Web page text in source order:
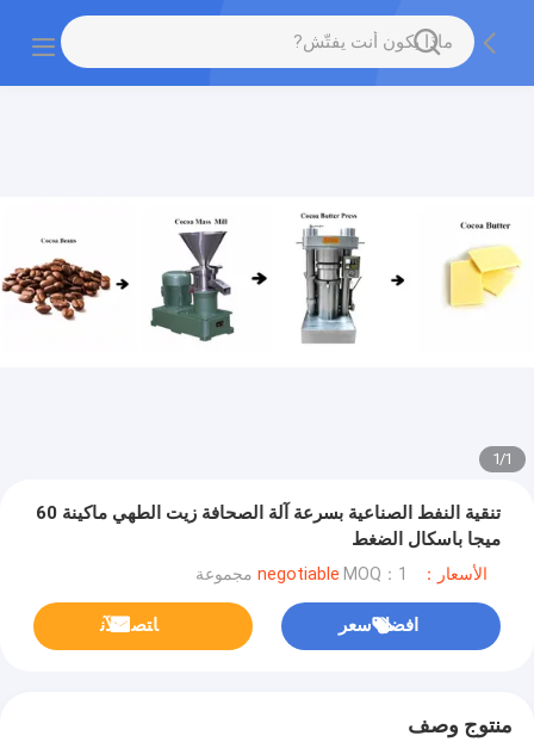
1
/
1
تنقية النفط الصناعية بسرعة آلة الصحافة زيت الطهي ماكينة 60
ميجا باسكال الضغط
الأسعار：negotiable MOQ：1 مجموعة
افضل سعر ﺎﺘﺼﻟ ﺍﻶﻧ
منتوج وصف